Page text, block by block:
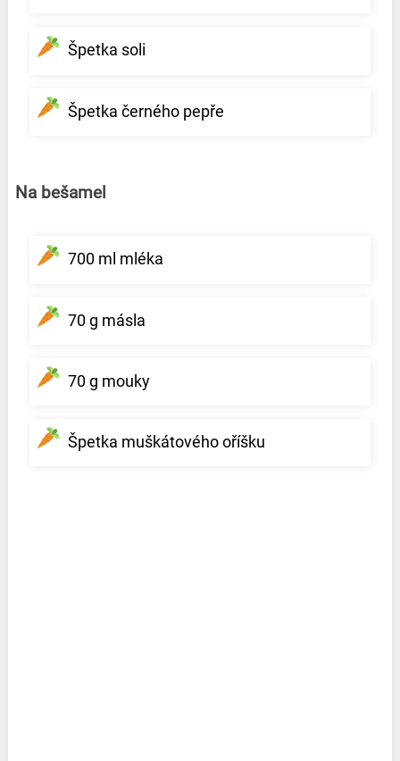
Špetka soli
Špetka černého pepře
Na bešamel
700 ml mléka
70 g másla
70 g mouky
Špetka muškátového oříšku